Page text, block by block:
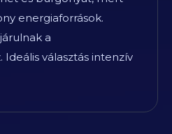
energiaforrások.
a
választás intenzív